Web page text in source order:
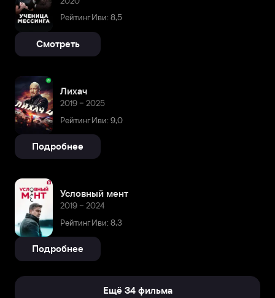
Рейтинг Иви: 8,5
Смотреть
Лихач
2019 – 2025
Рейтинг Иви: 9,0
Подробнее
Условный мент
2019 – 2024
Рейтинг Иви: 8,3
Подробнее
Ещё 34 фильма